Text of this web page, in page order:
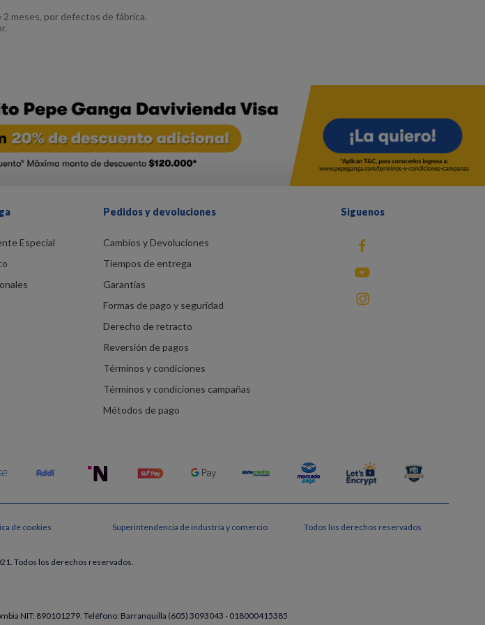
meses, por defectos de fábrica.
Especial
Pedidos y devoluciones
Cambios y Devoluciones
Tiempos de entrega
Garantías
Formas de pago y seguridad
Derecho de retracto
Reversión de pagos
Términos y condiciones
Términos y condiciones campañas
Métodos de pago
Siguenos
fb
You Tube
instagram
de cookies Superintendencia de industría y comercio Todos los derechos reservados
Todos los derechos reservados.
NIT: 890101279. Teléfono: Barranquilla (605) 3093043 - 018000415385